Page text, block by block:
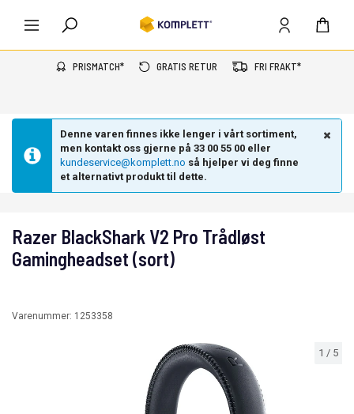
PRISMATCH* GRATIS RETUR FRI FRAKT*
Denne varen finnes ikke lenger i vårt sortiment,
men kontakt oss gjerne på 33 00 55 00 eller
kundeservice@komplett.no så hjelper vi deg finne
et alternativt produkt til dette.
1 / 5
Razer BlackShark V2 Pro Trådløst
Gamingheadset (sort)
Varenummer: 1253358